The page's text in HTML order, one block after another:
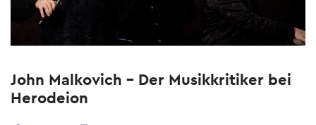
John Malkovich - Der Musikkritiker bei
Herodeion